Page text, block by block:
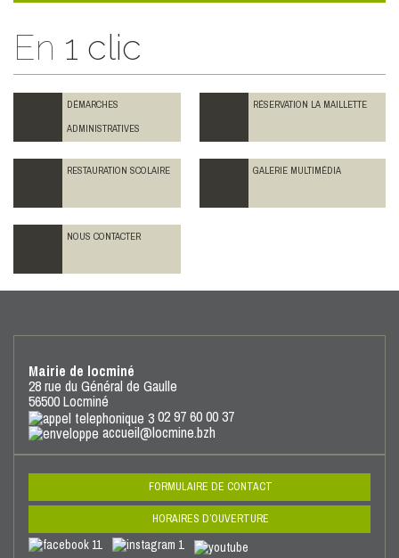
En 1 clic
DÉMARCHES
ADMINISTRATIVES
RÉSERVATION LA MAILLETTE
RESTAURATION SCOLAIRE GALERIE MULTIMÉDIA
NOUS CONTACTER
Mairie de locminé
28 rue du Général de Gaulle
56500 Locminé
02 97 60 00 37
accueil@locmine.bzh
FORMULAIRE DE CONTACT
HORAIRES D’OUVERTURE